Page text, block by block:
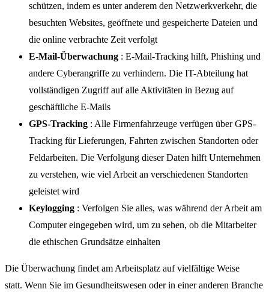
schützen, indem es unter anderem den Netzwerkverkehr, die
besuchten Websites, geöffnete und gespeicherte Dateien und
die online verbrachte Zeit verfolgt
E-Mail-Überwachung : E-Mail-Tracking hilft, Phishing und
andere Cyberangriffe zu verhindern. Die IT-Abteilung hat
vollständigen Zugriff auf alle Aktivitäten in Bezug auf
geschäftliche E-Mails
GPS-Tracking : Alle Firmenfahrzeuge verfügen über GPS-
Tracking für Lieferungen, Fahrten zwischen Standorten oder
Feldarbeiten. Die Verfolgung dieser Daten hilft Unternehmen
zu verstehen, wie viel Arbeit an verschiedenen Standorten
geleistet wird
Keylogging : Verfolgen Sie alles, was während der Arbeit am
Computer eingegeben wird, um zu sehen, ob die Mitarbeiter
die ethischen Grundsätze einhalten
Die Überwachung findet am Arbeitsplatz auf vielfältige Weise
statt. Wenn Sie im Gesundheitswesen oder in einer anderen Branche